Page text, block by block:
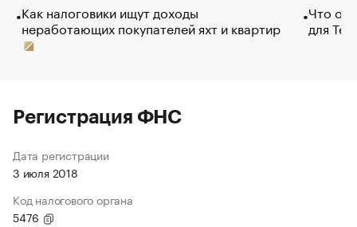
Как налоговики ищут доходы
неработающих покупателей яхт и квартир
Что
для
Регистрация ФНС
Дата регистрации
3 июля 2018
Код налогового органа
5476